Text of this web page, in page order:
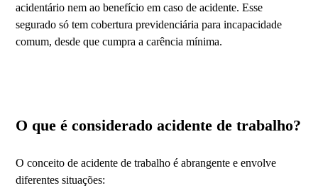
acidentário nem ao benefício em caso de acidente. Esse
segurado só tem cobertura previdenciária para incapacidade
comum, desde que cumpra a carência mínima.
O que é considerado acidente de trabalho?
O conceito de acidente de trabalho é abrangente e envolve
diferentes situações: